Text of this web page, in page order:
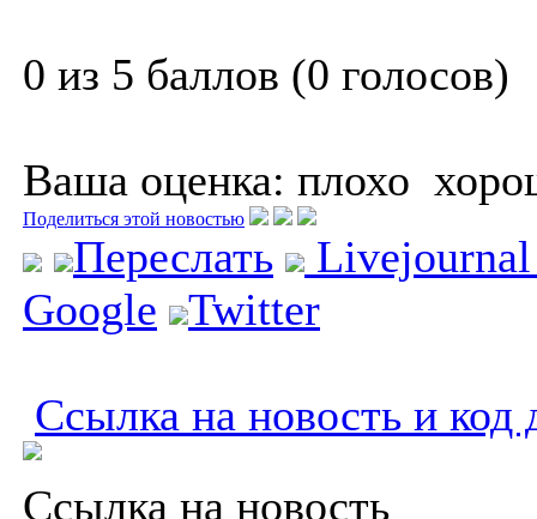
0 из 5 баллов (0 голосов)
Ваша оценка: плохо
Поделиться этой новостью
Переслать
Google
Twitter
Ссылка на новость и код
Ссылка на новость